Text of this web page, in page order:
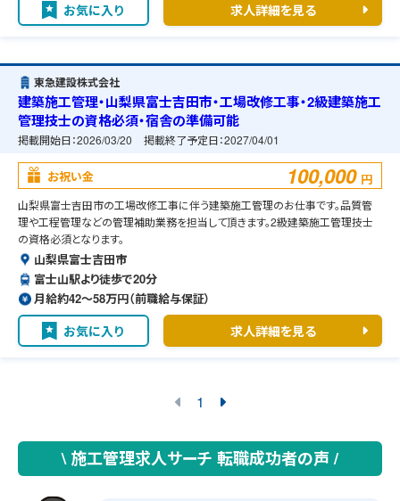
お気に入り 求人詳細を見る
東急建設株式会社
建築施工管理・山梨県富士吉田市・工場改修工事・2級建築施工
管理技士の資格必須・宿舎の準備可能
掲載開始日：2026/03/20 掲載終了予定日：2027/04/01
お祝い金 100,000 円
山梨県富士吉田市の工場改修工事に伴う建築施工管理のお仕事です。品質管
理や工程管理などの管理補助業務を担当して頂きます。2級建築施工管理技士
の資格必須となります。
山梨県富士吉田市
富士山駅より徒歩で20分
月給約42〜58万円（前職給与保証）
お気に入り 求人詳細を見る
1
\ 施工管理求人サーチ 転職成功者の声 /